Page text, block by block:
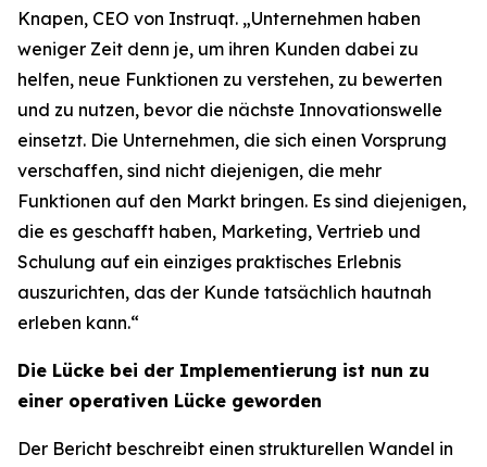
Knapen, CEO von Instruqt. „Unternehmen haben
weniger Zeit denn je, um ihren Kunden dabei zu
helfen, neue Funktionen zu verstehen, zu bewerten
und zu nutzen, bevor die nächste Innovationswelle
einsetzt. Die Unternehmen, die sich einen Vorsprung
verschaffen, sind nicht diejenigen, die mehr
Funktionen auf den Markt bringen. Es sind diejenigen,
die es geschafft haben, Marketing, Vertrieb und
Schulung auf ein einziges praktisches Erlebnis
auszurichten, das der Kunde tatsächlich hautnah
erleben kann.“
Die Lücke bei der Implementierung ist nun zu
einer operativen Lücke geworden
Der Bericht beschreibt einen strukturellen Wandel in